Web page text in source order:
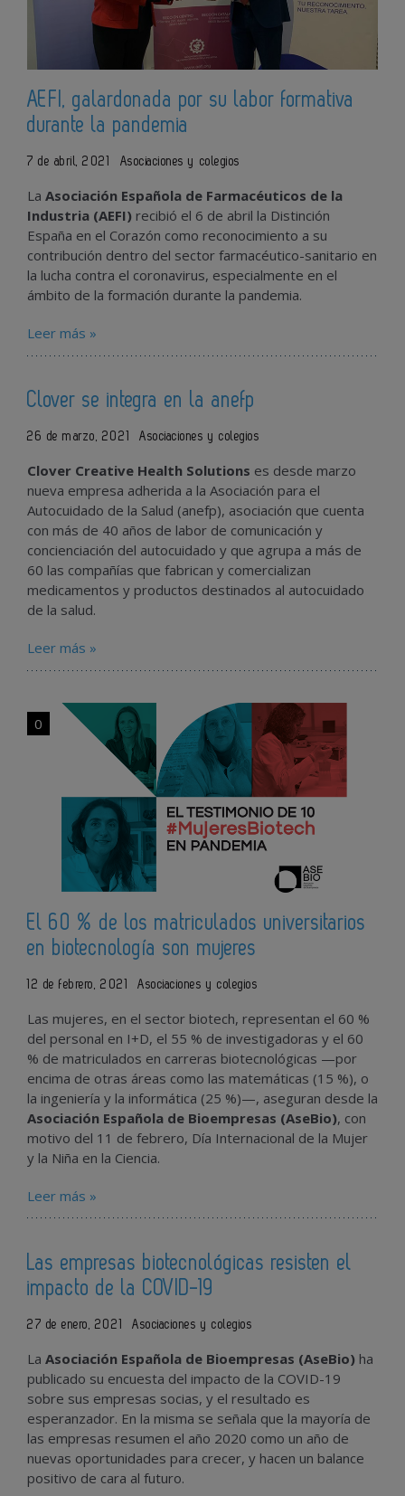
AEFI, galardonada por su labor formativa
durante la pandemia
7 de abril, 2021 Asociaciones y colegios
La Asociación Española de Farmacéuticos de la
Industria (AEFI) recibió el 6 de abril la Distinción
España en el Corazón como reconocimiento a su
contribución dentro del sector farmacéutico-sanitario en
la lucha contra el coronavirus, especialmente en el
ámbito de la formación durante la pandemia.
Leer más »
Clover se integra en la anefp
26 de marzo, 2021 Asociaciones y colegios
Clover Creative Health Solutions es desde marzo
nueva empresa adherida a la Asociación para el
Autocuidado de la Salud (anefp), asociación que cuenta
con más de 40 años de labor de comunicación y
concienciación del autocuidado y que agrupa a más de
60 las compañías que fabrican y comercializan
medicamentos y productos destinados al autocuidado
de la salud.
Leer más »
0
El 60 % de los matriculados universitarios
en biotecnología son mujeres
12 de febrero, 2021 Asociaciones y colegios
Las mujeres, en el sector biotech, representan el 60 %
del personal en I+D, el 55 % de investigadoras y el 60
% de matriculados en carreras biotecnológicas —por
encima de otras áreas como las matemáticas (15 %), o
la ingeniería y la informática (25 %)—, aseguran desde la
Asociación Española de Bioempresas (AseBio), con
motivo del 11 de febrero, Día Internacional de la Mujer
y la Niña en la Ciencia.
Leer más »
Las empresas biotecnológicas resisten el
impacto de la COVID-19
27 de enero, 2021 Asociaciones y colegios
La Asociación Española de Bioempresas (AseBio) ha
publicado su encuesta del impacto de la COVID-19
sobre sus empresas socias, y el resultado es
esperanzador. En la misma se señala que la mayoría de
las empresas resumen el año 2020 como un año de
nuevas oportunidades para crecer, y hacen un balance
positivo de cara al futuro.